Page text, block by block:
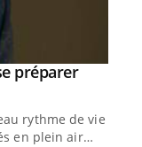
préparer
rythme de vie !
en plein air…